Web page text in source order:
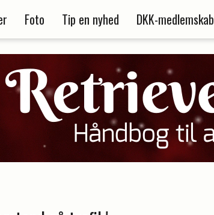
Foto Tip en nyhed DKK-medlemskab